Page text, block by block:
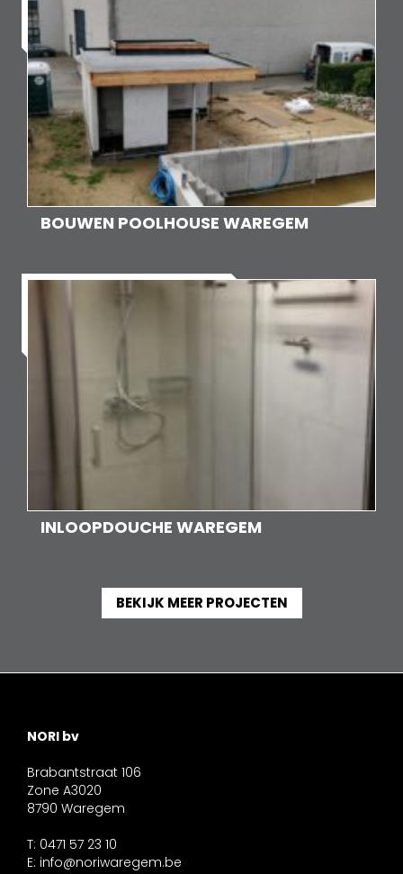
BOUWEN POOLHOUSE WAREGEM
INLOOPDOUCHE WAREGEM
BEKIJK MEER PROJECTEN
NORI bv
Brabantstraat 106
Zone A3020
8790 Waregem
T: 0471 57 23 10
E: info@noriwaregem.be